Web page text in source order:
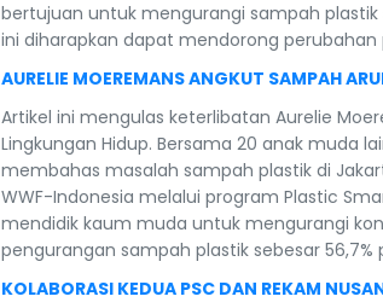
bertujuan untuk mengurangi sampah
ini diharapkan dapat mendorong
AURELIE MOEREMANS ANGKUT SAMPAH
Artikel ini mengulas keterlibatan Aurelie
Lingkungan Hidup. Bersama 20 anak muda
membahas masalah sampah plastik di
WWF-Indonesia melalui program Plastic
mendidik kaum muda untuk mengurangi
pengurangan sampah plastik sebesar
KOLABORASI KEDUA PSC DAN REKAM